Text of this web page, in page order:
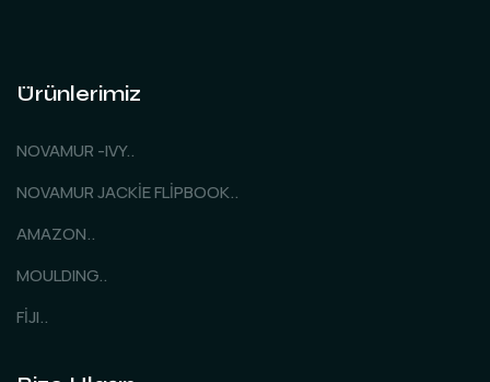
Ürünlerimiz
NOVAMUR -IVY..
NOVAMUR JACKİE FLİPBOOK..
AMAZON..
MOULDING..
FİJI..